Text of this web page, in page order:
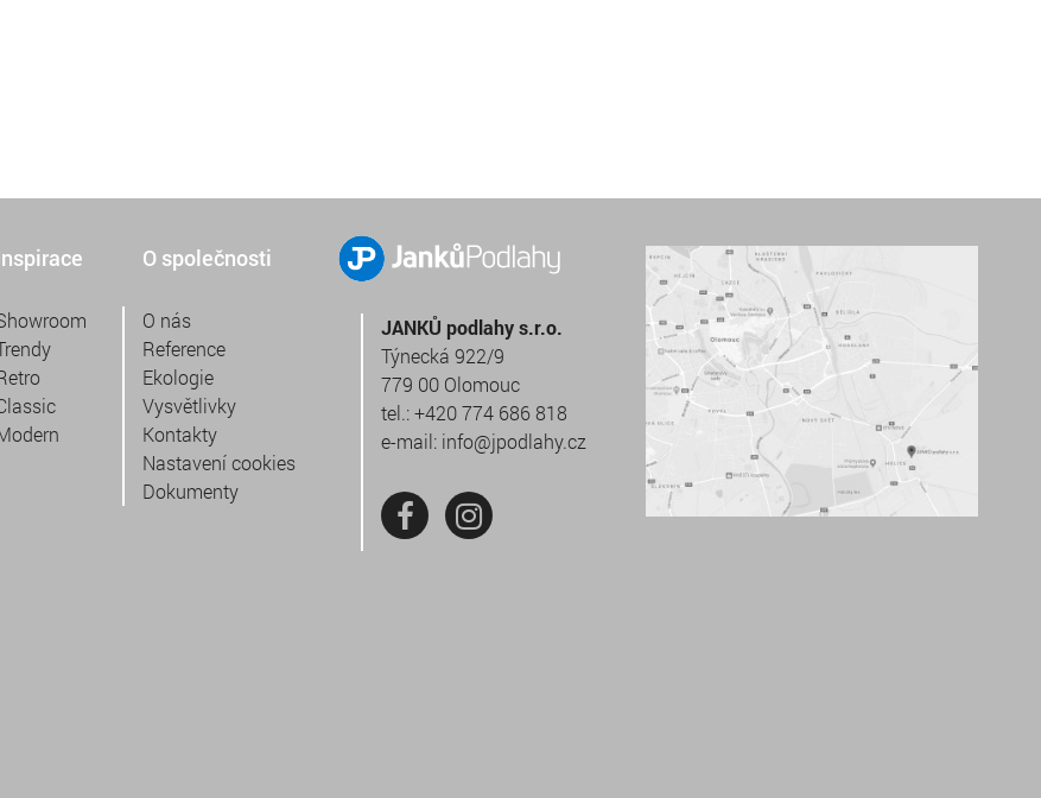
O společnosti
O nás
Reference
Ekologie
Vysvětlivky
Kontakty
Nastavení cookies
Dokumenty
JANKŮ podlahy s.r.o.
Týnecká 922/9
779 00 Olomouc
tel.:+420 774 686 818
e-mail: info@jpodlahy.cz